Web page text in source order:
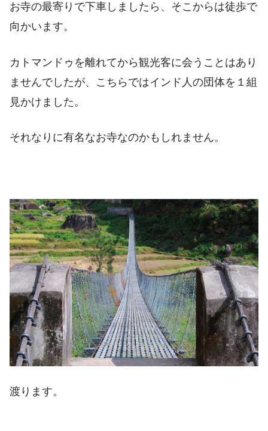
お寺の最寄りで下車しましたら、そこからは徒歩で
向かいます。
カトマンドゥを離れてから観光客に会うことはあり
ませんでしたが、こちらではインド人の団体を１組
見かけました。
それなりに有名なお寺なのかもしれません。
渡ります。